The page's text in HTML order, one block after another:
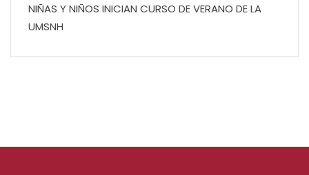
NIÑAS Y NIÑOS INICIAN CURSO DE VERANO DE LA
UMSNH